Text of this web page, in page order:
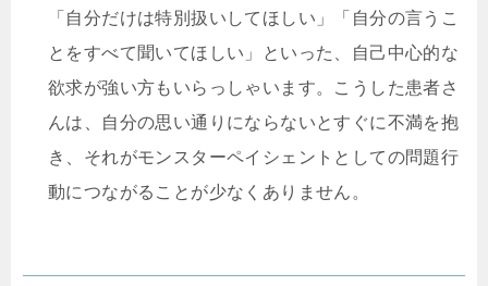
「自分だけは特別扱いしてほしい」「自分の言うこ
とをすべて聞いてほしい」といった、自己中心的な
欲求が強い方もいらっしゃいます。こうした患者さ
んは、自分の思い通りにならないとすぐに不満を抱
き、それがモンスターペイシェントとしての問題行
動につながることが少なくありません。